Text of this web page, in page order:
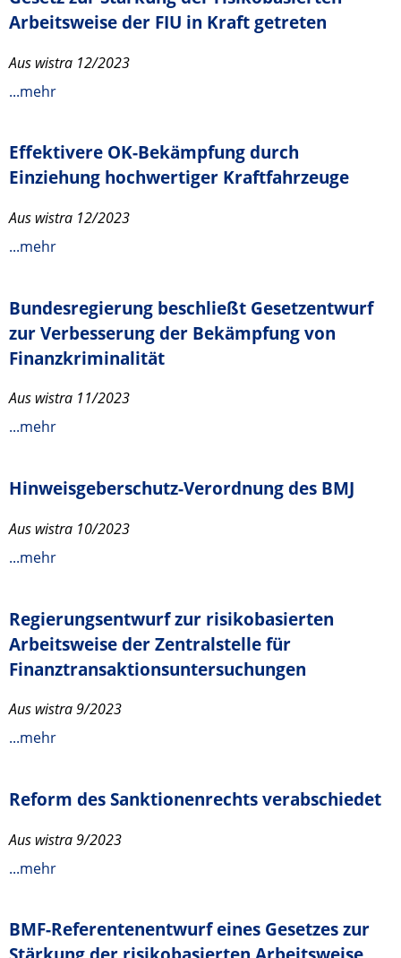
Arbeitsweise der FIU in Kraft getreten
Aus wistra 12/2023
...mehr
Effektivere OK-Bekämpfung durch
Einziehung hochwertiger Kraftfahrzeuge
Aus wistra 12/2023
...mehr
Bundesregierung beschließt Gesetzentwurf
zur Verbesserung der Bekämpfung von
Finanzkriminalität
Aus wistra 11/2023
...mehr
Hinweisgeberschutz-Verordnung des BMJ
Aus wistra 10/2023
...mehr
Regierungsentwurf zur risikobasierten
Arbeitsweise der Zentralstelle für
Finanztransaktionsuntersuchungen
Aus wistra 9/2023
...mehr
Reform des Sanktionenrechts verabschiedet
Aus wistra 9/2023
...mehr
BMF-Referentenentwurf eines Gesetzes zur